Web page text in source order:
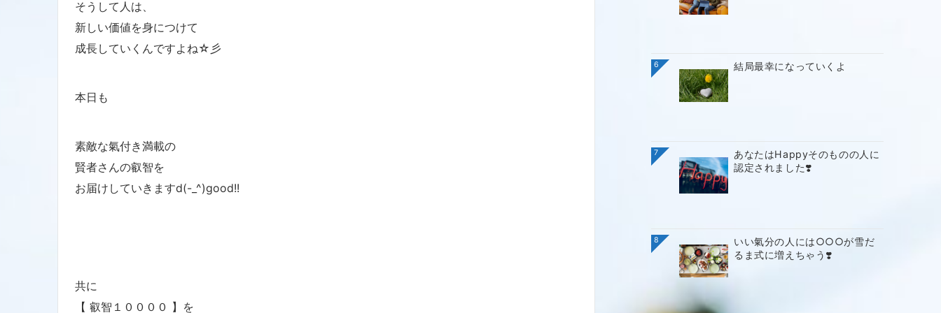
そうして人は、
新しい価値を身につけて
成長していくんですよね☆彡
本日も
素敵な氣付き満載の
賢者さんの叡智を
お届けしていきますd(-_^)good!!
共に
【 叡智１００００ 】を
6 結局最幸になっていくよ
7
あなたはHappyそのものの人に
認定されました❣️
8
いい氣分の人には○○○が雪だ
るま式に増えちゃう❣️